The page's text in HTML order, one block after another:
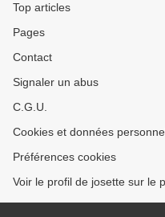
Top articles
Pages
Contact
Signaler un abus
C.G.U.
Cookies et données
Préférences cookies
Voir le profil de josette sur le